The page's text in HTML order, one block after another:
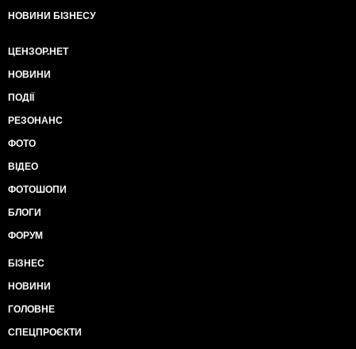
НОВИНИ БІЗНЕСУ
ЦЕНЗОР.НЕТ
НОВИНИ
ПОДІЇ
РЕЗОНАНС
ФОТО
ВІДЕО
ФОТОШОПИ
БЛОГИ
ФОРУМ
БІЗНЕС
НОВИНИ
ГОЛОВНЕ
СПЕЦПРОЄКТИ